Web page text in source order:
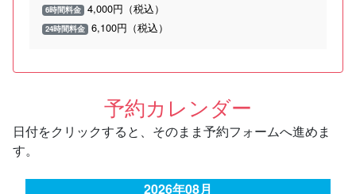
6時間料金 4,000円（税込）
24時間料金 6,100円（税込）
予約カレンダー
日付をクリックすると、そのまま予約フォームへ進めま
す。
2026年08月